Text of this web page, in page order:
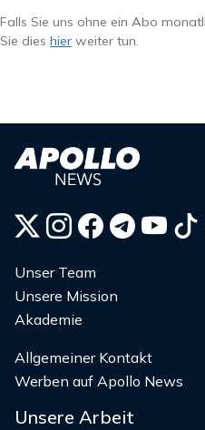
Falls Sie uns ohne ein Abo
Sie dies hier weiter tun.
Unser Team
Unsere Mission
Akademie
Allgemeiner Kontakt
Werben auf Apollo News
Unsere Arbeit